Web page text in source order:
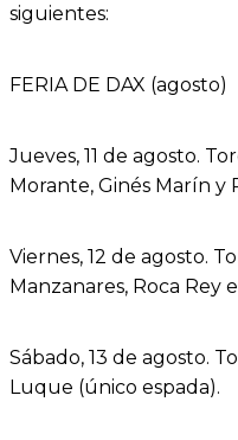
siguientes:
FERIA DE DAX (agosto)
Jueves, 11 de agosto.
Morante, Ginés Marín y
Viernes, 12 de agosto.
Manzanares, Roca Rey
Sábado, 13 de agosto.
Luque (único espada).